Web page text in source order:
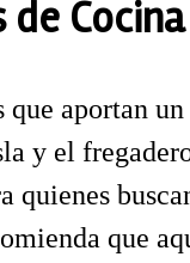
aportan
y el
quienes
que